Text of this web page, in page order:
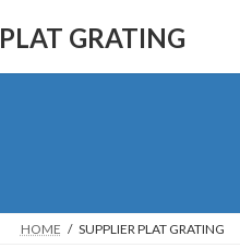
PLAT GRATING
HOME SUPPLIER PLAT GRATING